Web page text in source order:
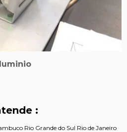
:
Rio Grande do Sul Rio de Janeiro